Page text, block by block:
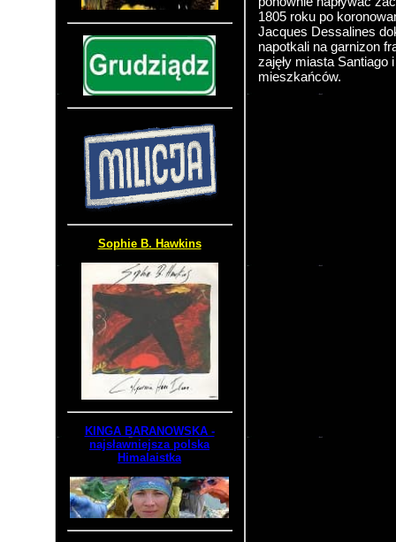
Sophie B. Hawkins
KINGA BARANOWSKA -
najsławniejsza polska
Himalaistka
1805 roku po
Jacques Dessalines
napotkali na garnizon
zajęły miasta
mieszkańców.